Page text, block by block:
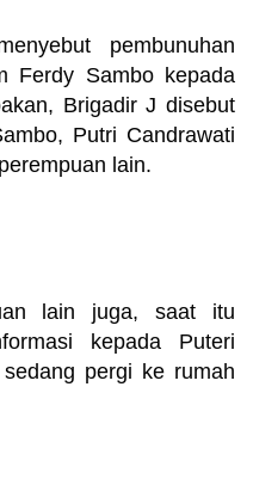
pembunuhan
Ferdy Sambo kepada
Brigadir J disebut
Putri Candrawati
lain.
lain juga, saat itu
kepada Puteri
pergi ke rumah